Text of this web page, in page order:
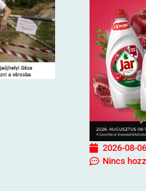
2026-08-06
Nincs